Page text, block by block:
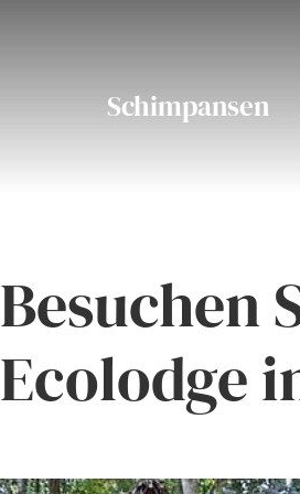
Schimpansen
Besuchen
Ecolodge